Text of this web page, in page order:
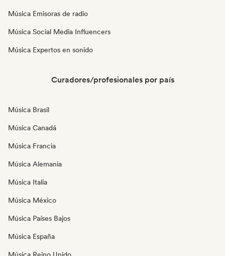
Música Emisoras de radio
Música Social Media Influencers
Música Expertos en sonido
Curadores/profesionales por país
Música Brasil
Música Canadá
Música Francia
Música Alemania
Música Italia
Música México
Música Países Bajos
Música España